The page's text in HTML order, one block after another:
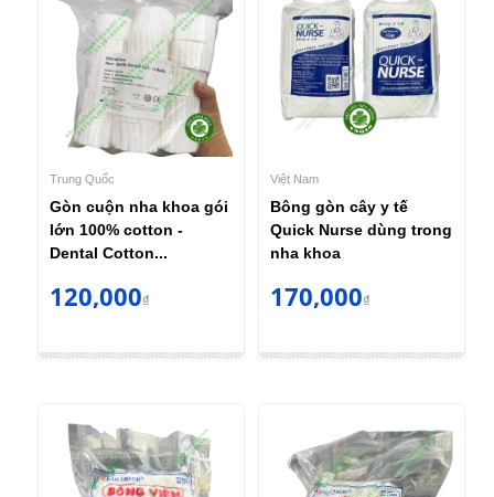
Trung Quốc
Gòn cuộn nha khoa gói
lớn 100% cotton -
Dental Cotton...
120,000₫
Việt Nam
Bông gòn cây y tế
Quick Nurse dùng trong
nha khoa
170,000₫